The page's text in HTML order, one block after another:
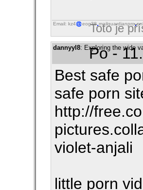
Email: kz4 eog38 mailguardianpro
Toto je
dannyyl8: Exploring the wide
Po -
Best safe
safe porn
http://
violet-anjali
little porn